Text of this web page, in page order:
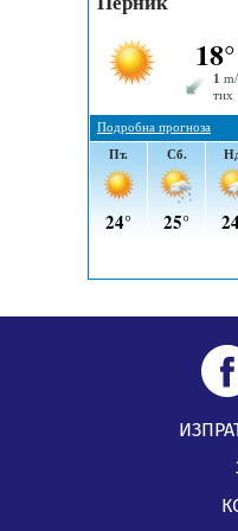
Извънредният и
посещение в музея в
05.08.2026, 09:02
Млади мъже от Перник
подкрепя своите
05.08.2026, 08:57